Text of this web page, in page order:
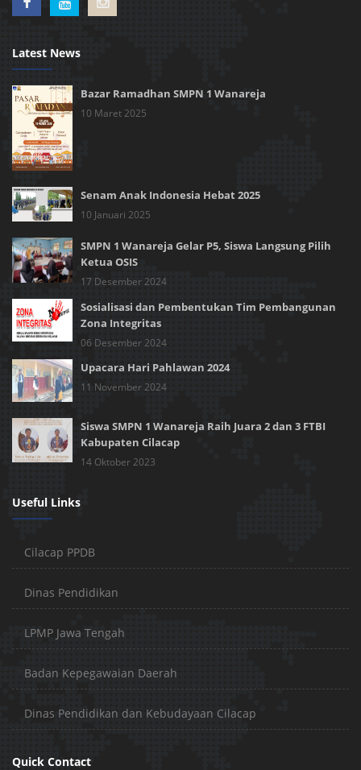
Latest News
Bazar Ramadhan SMPN 1 Wanareja
10 Maret 2025
Senam Anak Indonesia Hebat 2025
10 Januari 2025
SMPN 1 Wanareja Gelar P5, Siswa Langsung Pilih
Ketua OSIS
17 Desember 2024
Sosialisasi dan Pembentukan Tim Pembangunan
Zona Integritas
06 Desember 2024
Upacara Hari Pahlawan 2024
11 November 2024
Siswa SMPN 1 Wanareja Raih Juara 2 dan 3 FTBI
Kabupaten Cilacap
14 Oktober 2023
Useful Links
Cilacap PPDB
Dinas Pendidikan
LPMP Jawa Tengah
Badan Kepegawaian Daerah
Dinas Pendidikan dan Kebudayaan Cilacap
Quick Contact